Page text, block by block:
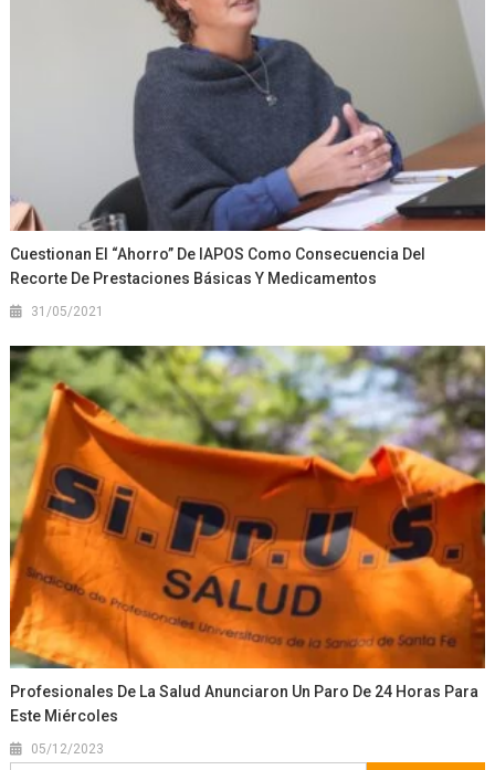
Cuestionan El “ahorro” De IAPOS Como Consecuencia Del
Recorte De Prestaciones Básicas Y Medicamentos
31/05/2021
Profesionales De La Salud Anunciaron Un Paro De 24 Horas Para
Este Miércoles
05/12/2023